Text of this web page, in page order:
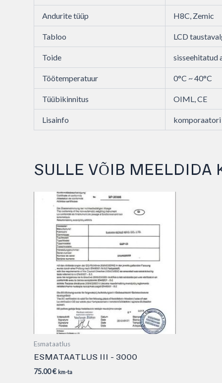
Andurite tüüp H8C, Zemic
Tabloo LCD
Toide sisseehitatud
Töötemperatuur 0°C ~ 40°C
Tüübikinnitus OIML, CE
Lisainfo komporaatori
SULLE VÕIB MEELDIDA
Esmataatlus
ESMATAATLUS III – 3000
75.00€ km-ta